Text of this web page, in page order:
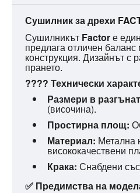
Gemini
каза
Сушилник за дрехи
Сушилникът Factorе
предлага отличен
конструкция. Дизайнът с
прането.
???? Технически
Размери в
(височина).
Простирна площ:
Материал: Метална
висококачествени
Крака: Снабдени
✅ Предимства на